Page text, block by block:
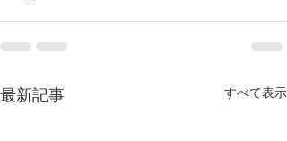
最新記事 すべて表示